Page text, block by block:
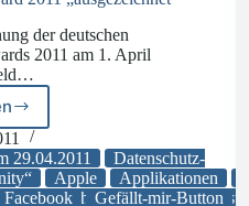
29.04.2011
Datenschutz-
mir-
Wettbewerbsverstoß
der deutschen
2011 am 1. April
Apple Applikationen
Facebook Gefällt-mir-Button